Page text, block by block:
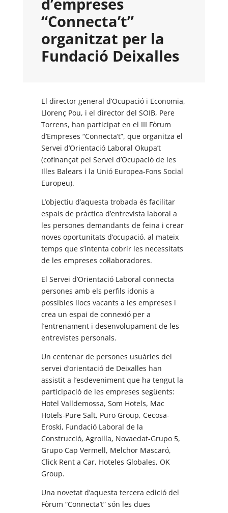
“Connecta’t”
organitzat per la
Fundació Deixalles
El director general d’Ocupació i Economia,
Llorenç Pou, i el director del SOIB, Pere
Torrens, han participat en el III Fòrum
d’Empreses “Connecta’t”, que organitza el
Servei d’Orientació Laboral Okupa’t
(cofinançat pel Servei d’Ocupació de les
Illes Balears i la Unió Europea-Fons Social
Europeu).
L’objectiu d’aquesta trobada és facilitar
espais de pràctica d’entrevista laboral a
les persones demandants de feina i crear
noves oportunitats d’ocupació, al mateix
temps que s’intenta cobrir les necessitats
de les empreses col·laboradores.
El Servei d’Orientació Laboral connecta
persones amb els perfils idonis a
possibles llocs vacants a les empreses i
crea un espai de connexió per a
l’entrenament i desenvolupament de les
entrevistes personals.
Un centenar de persones usuàries del
servei d’orientació de Deixalles han
assistit a l’esdeveniment que ha tengut la
participació de les empreses següents:
Hotel Valldemossa, Som Hotels, Mac
Hotels-Pure Salt, Puro Group, Cecosa-
Eroski, Fundació Laboral de la
Construcció, Agroilla, Novaedat-Grupo 5,
Grupo Cap Vermell, Melchor Mascaró,
Click Rent a Car, Hoteles Globales, OK
Group.
Una novetat d’aquesta tercera edició del
Fòrum “Connecta’t” són les dues